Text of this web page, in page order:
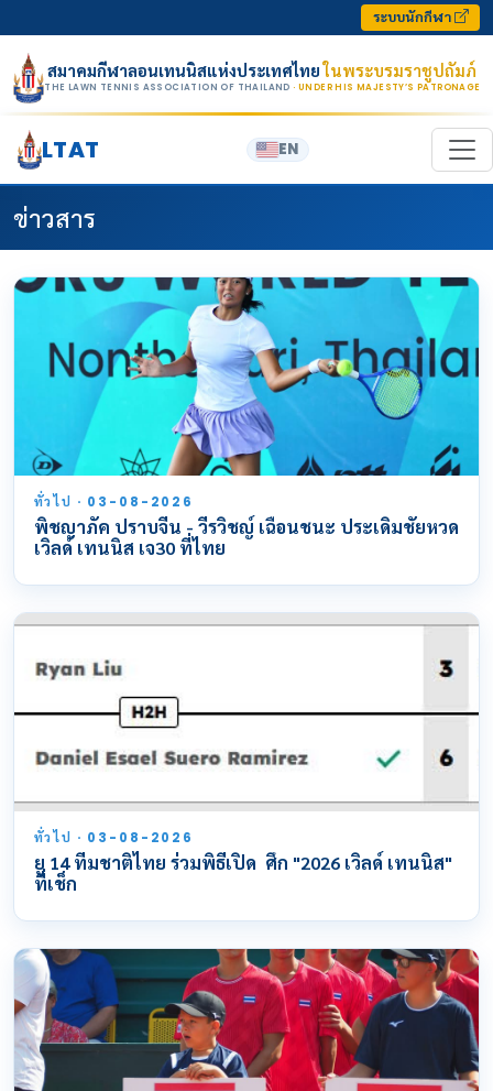
ระบบนักกีฬา
สมาคมกีฬาลอนเทนนิสแห่งประเทศไทยในพระบรมราชูปถัมภ์
THE LAWN TENNIS ASSOCIATION OF THAILAND · UNDER HIS MAJESTY’S PATRONAGE
LTAT EN
ข่าวสาร
ทั่วไป · 03-08-2026
พิชญาภัค ปราบจีน - วีรวิชญ์ เฉือนชนะ ประเดิมชัยหวด
เวิลด์ เทนนิส เจ30 ที่ไทย
ทั่วไป · 03-08-2026
ยู 14 ทีมชาติไทย ร่วมพิธีเปิด ศึก "2026 เวิลด์ เทนนิส"
ที่เช็ก